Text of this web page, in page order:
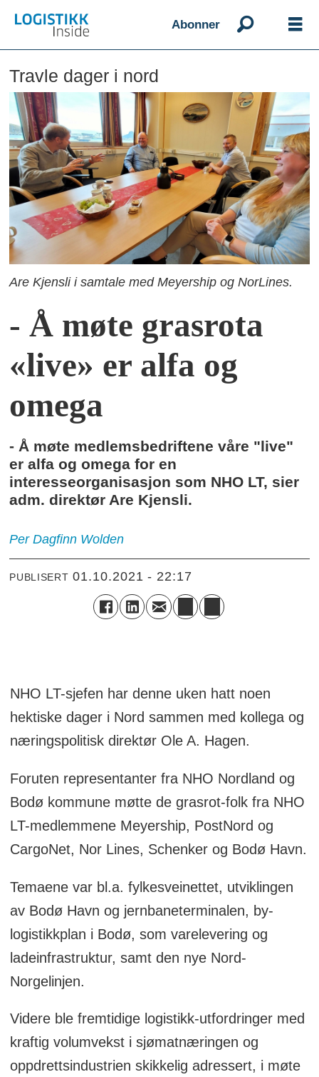
Abonner
Travle dager i nord
Are Kjensli i samtale med Meyership og NorLines.
- Å møte grasrota
«live» er alfa og
omega
- Å møte medlemsbedriftene våre "live"
er alfa og omega for en
interesseorganisasjon som NHO LT, sier
adm. direktør Are Kjensli.
Per Dagfinn Wolden
PUBLISERT 01.10.2021 - 22:17
NHO LT-sjefen har denne uken hatt noen
hektiske dager i Nord sammen med kollega og
næringspolitisk direktør Ole A. Hagen.
Foruten representanter fra NHO Nordland og
Bodø kommune møtte de grasrot-folk fra NHO
LT-medlemmene Meyership, PostNord og
CargoNet, Nor Lines, Schenker og Bodø Havn.
Temaene var bl.a. fylkesveinettet, utviklingen
av Bodø Havn og jernbaneterminalen, by-
logistikkplan i Bodø, som varelevering og
ladeinfrastruktur, samt den nye Nord-
Norgelinjen.
Videre ble fremtidige logistikk-utfordringer med
kraftig volumvekst i sjømatnæringen og
oppdrettsindustrien skikkelig adressert, i møte